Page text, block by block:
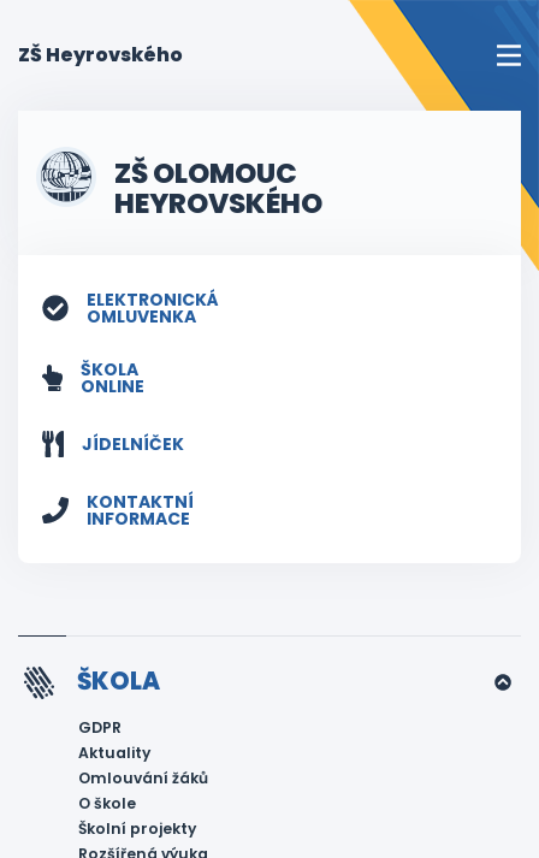
ZŠ Heyrovského
ZŠ OLOMOUC
HEYROVSKÉHO
ELEKTRONICKÁ
OMLUVENKA
ŠKOLA
ONLINE
JÍDELNÍČEK
KONTAKTNÍ
INFORMACE
ŠKOLA
GDPR
Aktuality
Omlouvání žáků
O škole
Školní projekty